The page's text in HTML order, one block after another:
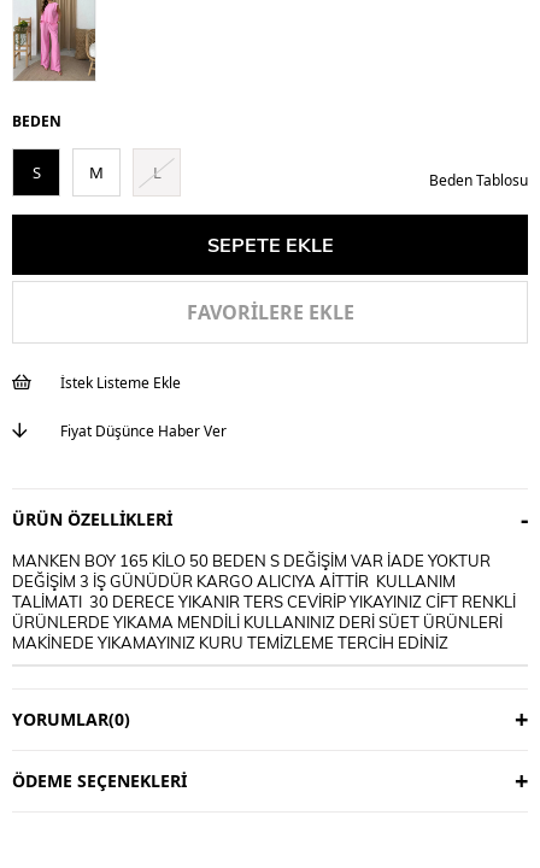
BEDEN
S M L Beden Tablosu
FAVORILERE EKLE
İstek Listeme Ekle
Fiyat Düşünce Haber Ver
ÜRÜN ÖZELLIKLERI
MANKEN BOY 165 KİLO 50 BEDEN S DEĞİŞİM VAR İADE YOKTUR
DEĞİŞİM 3 İŞ GÜNÜDÜR KARGO ALICIYA AİTTİR KULLANIM
TALİMATI 30 DERECE YIKANIR TERS CEVİRİP YIKAYINIZ CİFT RENKLİ
ÜRÜNLERDE YIKAMA MENDİLİ KULLANINIZ DERİ SÜET ÜRÜNLERİ
MAKİNEDE YIKAMAYINIZ KURU TEMİZLEME TERCİH EDİNİZ
YORUMLAR(0)
ÖDEME SEÇENEKLERI